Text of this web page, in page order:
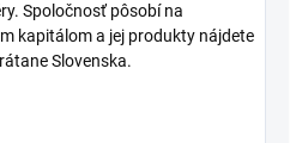
Spoločnosť pôsobí na
kapitálom a jej produkty nájdete
Slovenska.